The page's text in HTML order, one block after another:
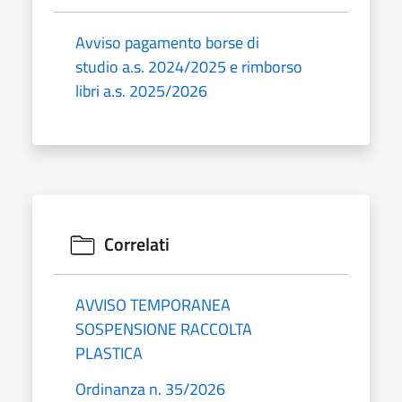
Avviso pagamento borse di
studio a.s. 2024/2025 e rimborso
libri a.s. 2025/2026
Correlati
AVVISO TEMPORANEA
SOSPENSIONE RACCOLTA
PLASTICA
Ordinanza n. 35/2026